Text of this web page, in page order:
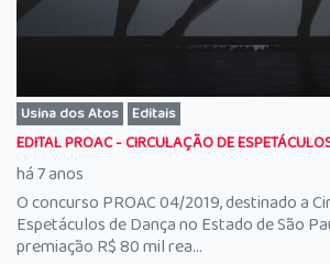
Usina dos Atos Editais
EDITAL PROAC - CIRCULAÇÃO DE
há 7 anos
O concurso PROAC 04/2019, destinado a
Espetáculos de Dança no Estado de São
premiação R$ 80 mil rea...